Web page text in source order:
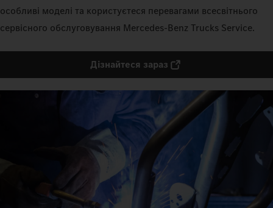
особливі моделі та користуєтеся перевагами всесвітнього
сервісного обслуговування Mercedes‑Benz Trucks Service.
Дізнайтеся зараз